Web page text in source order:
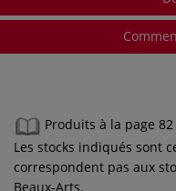
Produits à la page
Les stocks indiqués sont
correspondent pas aux
Beaux-Arts.